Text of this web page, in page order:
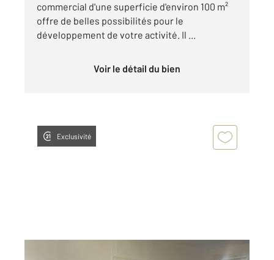
commercial d'une superficie d'environ 100 m²
offre de belles possibilités pour le
développement de votre activité. Il ...
Voir le détail du bien
Exclusivité